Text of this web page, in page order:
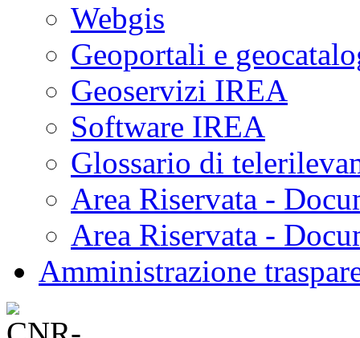
Webgis
Geoportali e
Geoservizi IREA
Software IREA
Glossario di
Area Riservata -
Area Riservata -
Amministrazione